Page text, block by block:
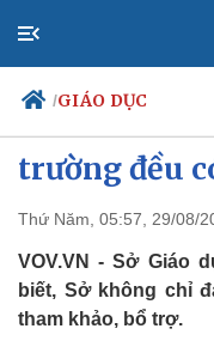
/GIÁO DỤC
Chính trị
Đảng
Tổ chức nhân sự
Quốc hội
Nhận diện sự thật
trường đều
Thứ Năm, 05:57, 29/08/
VOV.VN - Sở Giáo
biết, Sở không chỉ
tham khảo, bổ trợ.